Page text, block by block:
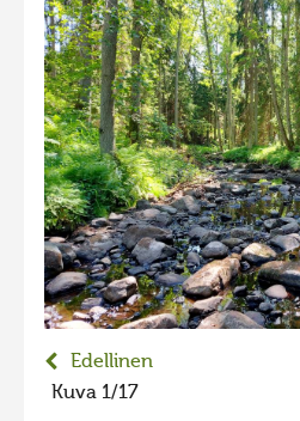
Hiisien kuvakilpailu 2024
2024 kuvakilpailu lisä
Liikkuvat kuvat 2024
Hiisien kuvakilpailu 2023
2023 kuvakilpailu lisä
Liikkuvat kuvat 2023
Hiite kuvavõistlus 2022
Edellinen
Kuva 1/17